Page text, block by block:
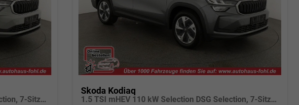
1.5 TSI mHEV 110 kW Selection DSG Selection, 7-Sitzer, AHK, Navi, Side, Kamera, Winter, 4 J.- Garantie
Skoda Kodiaq
1.5 TSI mHEV 110 kW Selection DSG Selection, 7-Sitzer, AHK, Navi, Side, Kamera, Winter, 4 J.- Garantie